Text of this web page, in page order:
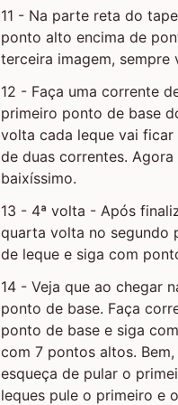
11 - Na parte reta do
ponto alto encima de
terceira imagem,
12 - Faça uma corrente
primeiro ponto de base
volta cada leque vai
de duas correntes.
baixíssimo.
13 - 4ª volta - Após
quarta volta no segundo
de leque e siga com
14 - Veja que ao chegar
ponto de base. Faça
ponto de base e siga
com 7 pontos altos.
esqueça de pular o
leques pule o primeiro e